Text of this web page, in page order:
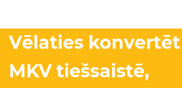
Vēlaties konvertēt
MKV tiešsaistē,